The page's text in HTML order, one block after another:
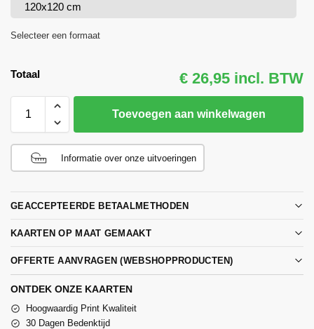
120x120 cm
Selecteer een formaat
Totaal € 26,95 incl. BTW
Toevoegen aan winkelwagen
Informatie over onze uitvoeringen
GEACCEPTEERDE BETAALMETHODEN
KAARTEN OP MAAT GEMAAKT
OFFERTE AANVRAGEN (WEBSHOPPRODUCTEN)
ONTDEK ONZE KAARTEN
Hoogwaardig Print Kwaliteit
30 Dagen Bedenktijd